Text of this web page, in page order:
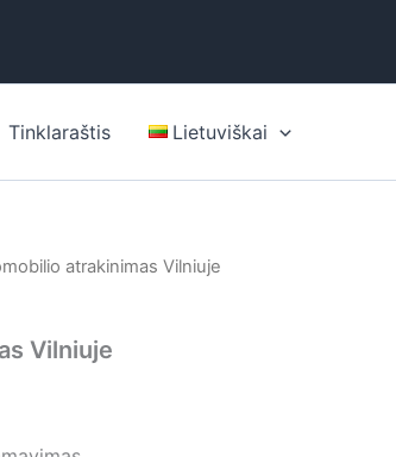
Tinklaraštis Lietuviškai
atrakinimas Vilniuje
Vilniuje